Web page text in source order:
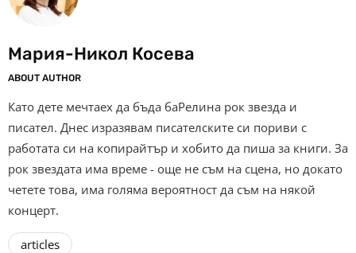
Мария-Никол Косева
ABOUT AUTHOR
Като дете мечтаех да бъда баРелина рок звезда и
писател. Днес изразявам писателските си пориви с
работата си на копирайтър и хобито да пиша за книги. За
рок звездата има време - още не съм на сцена, но докато
четете това, има голяма вероятност да съм на някой
концерт.
articles